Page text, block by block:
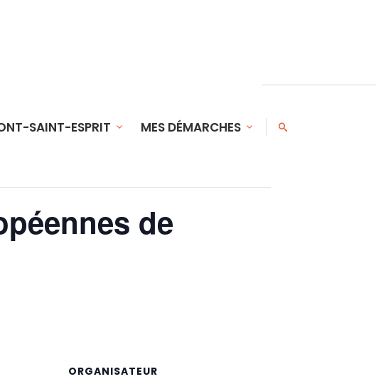
SAINT-ESPRIT MES DÉMARCHES
de
ORGANISATEUR